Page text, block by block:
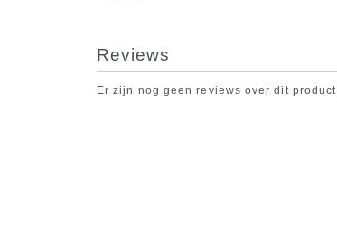
Reviews
Er zijn nog geen reviews over dit product